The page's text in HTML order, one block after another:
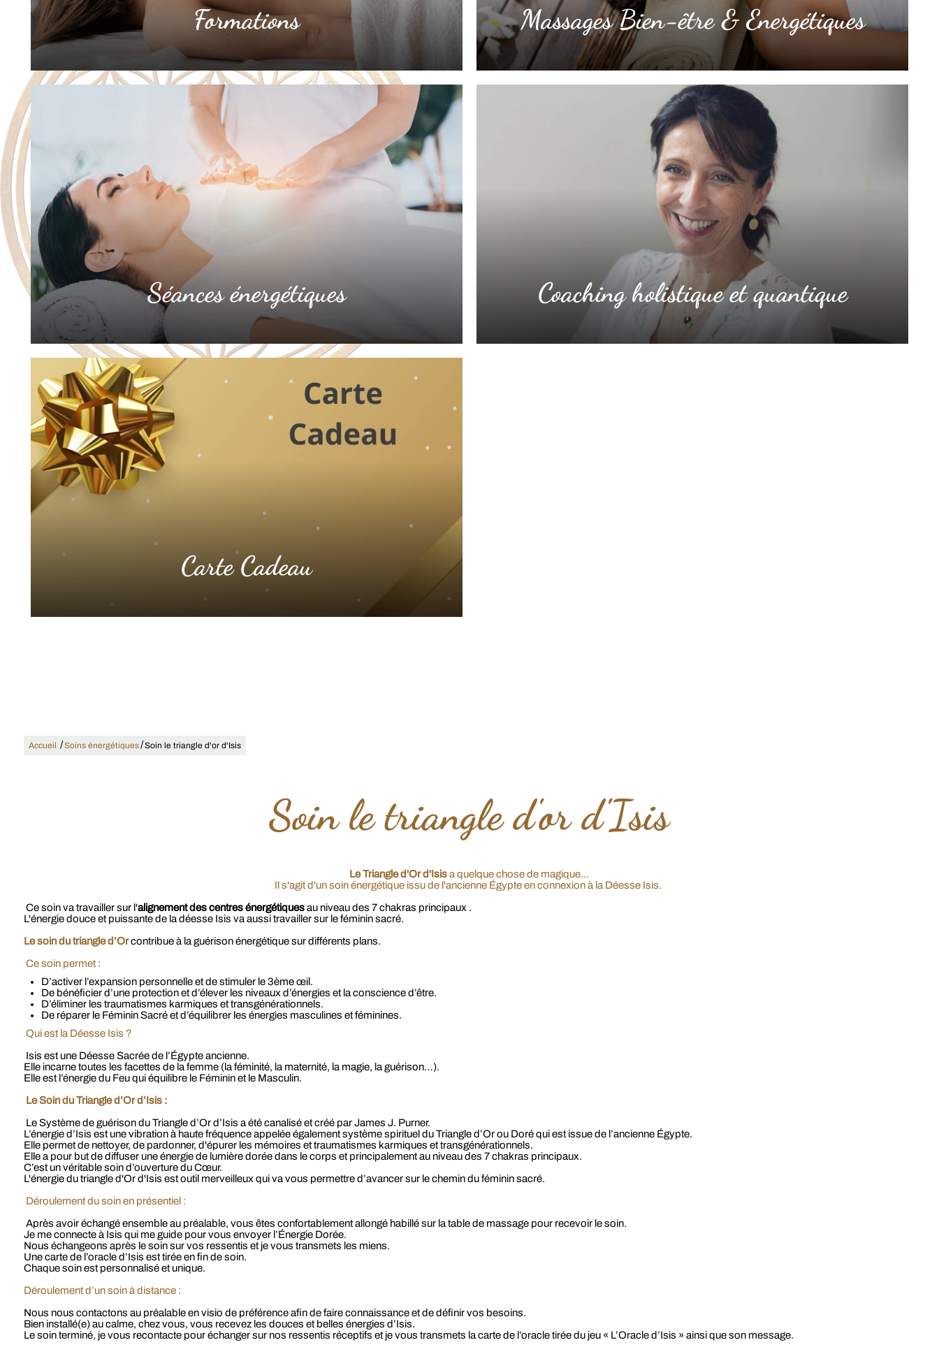
Formations Massages Bien-être & Energétiques
Séances énergétiques Coaching holistique et quantique
Carte Cadeau
Accueil /Soins énergétiques/Soin le triangle d'or d'Isis
Soin le triangle d'or d'Isis
Le Triangle d'Or d'Isisa quelque chose de magique...
Il s'agit d'un soin énergétique issu de l'ancienne Égypte en connexion à la Déesse Isis.
Ce soin va travailler sur l'alignement des centres énergétiquesau niveau des 7 chakras principaux .
L'énergie douce et puissante de la déesse Isis va aussi travailler sur le féminin sacré.
Le soin du triangle d’Orcontribue à la guérison énergétique sur différents plans.
Ce soin permet :
D’activer l’expansion personnelle et de stimuler le 3ème œil.
De bénéficier d’une protection et d’élever les niveaux d’énergies et la conscience d’être.
D’éliminer les traumatismes karmiques et transgénérationnels.
De réparer le Féminin Sacré et d’équilibrer les énergies masculines et féminines.
Qui est la Déesse Isis ?
Isis est une Déesse Sacrée de l’Égypte ancienne.
Elle incarne toutes les facettes de la femme (la féminité, la maternité, la magie, la guérison…).
Elle est l’énergie du Feu qui équilibre le Féminin et le Masculin.
Le Soin du Triangle d’Or d’Isis :
Le Système de guérison du Triangle d’Or d’Isis a été canalisé et créé par James J. Purner.
L’énergie d’Isis est une vibration à haute fréquence appelée également système spirituel du Triangle d’Or ou Doré qui est issue de l’ancienne Égypte.
Elle permet de nettoyer, de pardonner, d'épurer les mémoires et traumatismes karmiques et transgénérationnels.
Elle a pour but de diffuser une énergie de lumière dorée dans le corps et principalement au niveau des 7 chakras principaux.
C’est un véritable soin d’ouverture du Cœur.
L'énergie du triangle d'Or d'Isis est outil merveilleux qui va vous permettre d’avancer sur le chemin du féminin sacré.
Déroulement du soin en présentiel :
Après avoir échangé ensemble au préalable, vous êtes confortablement allongé habillé sur la table de massage pour recevoir le soin.
Je me connecte à Isis qui me guide pour vous envoyer l’Énergie Dorée.
Nous échangeons après le soin sur vos ressentis et je vous transmets les miens.
Une carte de l’oracle d’Isis est tirée en fin de soin.
Chaque soin est personnalisé et unique.
Déroulement d’un soin à distance :
Nous nous contactons au préalable en visio de préférence afin de faire connaissance et de définir vos besoins.
Bien installé(e) au calme, chez vous, vous recevez les douces et belles énergies d’Isis.
Le soin terminé, je vous recontacte pour échanger sur nos ressentis réceptifs et je vous transmets la carte de l’oracle tirée du jeu « L’Oracle d’Isis » ainsi que son message.